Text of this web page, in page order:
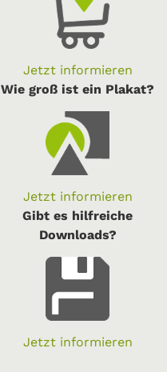
Jetzt informieren
Wie groß ist ein Plakat?
Jetzt informieren
Gibt es hilfreiche
Downloads?
Jetzt informieren